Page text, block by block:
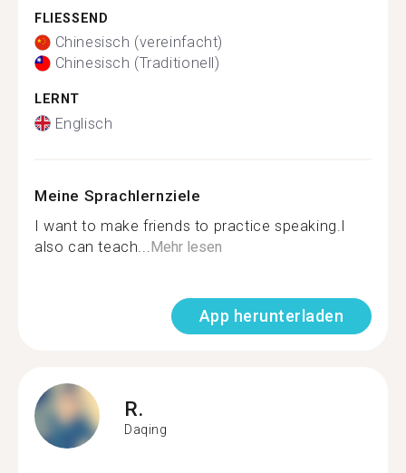
FLIESSEND
Chinesisch (vereinfacht)
Chinesisch (Traditionell)
LERNT
Englisch
Meine Sprachlernziele
I want to make friends to practice speaking.I
also can teach... Mehr lesen
App herunterladen
R.
Daqing